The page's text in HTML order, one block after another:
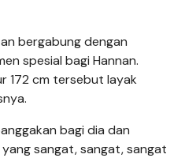
bergabung dengan
spesial bagi Hannan.
172 cm tersebut layak
bagi dia dan
sangat, sangat, sangat